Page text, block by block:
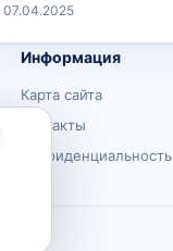
07.04.2025
Информация
Карта сайта
Контакты
Конфиденциальность